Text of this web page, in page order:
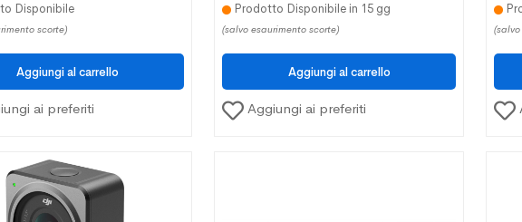
Disponibile
scorte)
ai preferiti
Prodotto Disponibile in 15 gg
(salvo esaurimento scorte)
Aggiungi ai preferiti